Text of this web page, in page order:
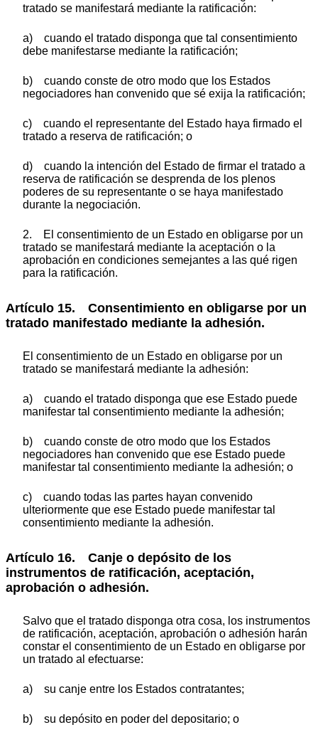
tratado se manifestará mediante la ratificación:
a) cuando el tratado disponga que tal consentimiento
debe manifestarse mediante la ratificación;
b) cuando conste de otro modo que los Estados
negociadores han convenido que sé exija la ratificación;
c) cuando el representante del Estado haya firmado el
tratado a reserva de ratificación; o
d) cuando la intención del Estado de firmar el tratado a
reserva de ratificación se desprenda de los plenos
poderes de su representante o se haya manifestado
durante la negociación.
2. El consentimiento de un Estado en obligarse por un
tratado se manifestará mediante la aceptación o la
aprobación en condiciones semejantes a las qué rigen
para la ratificación.
Artículo 15. Consentimiento en obligarse por un
tratado manifestado mediante la adhesión.
El consentimiento de un Estado en obligarse por un
tratado se manifestará mediante la adhesión:
a) cuando el tratado disponga que ese Estado puede
manifestar tal consentimiento mediante la adhesión;
b) cuando conste de otro modo que los Estados
negociadores han convenido que ese Estado puede
manifestar tal consentimiento mediante la adhesión; o
c) cuando todas las partes hayan convenido
ulteriormente que ese Estado puede manifestar tal
consentimiento mediante la adhesión.
Artículo 16. Canje o depósito de los
instrumentos de ratificación, aceptación,
aprobación o adhesión.
Salvo que el tratado disponga otra cosa, los instrumentos
de ratificación, aceptación, aprobación o adhesión harán
constar el consentimiento de un Estado en obligarse por
un tratado al efectuarse:
a) su canje entre los Estados contratantes;
b) su depósito en poder del depositario; o